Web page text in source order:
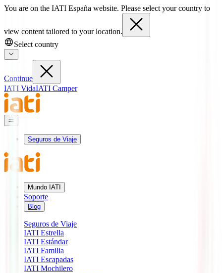
You are on the IATI España website. Please select your country to
view content tailored to your location.
Select country
Continue
IATI VidaIATI Camper
Seguros de Viaje
Mundo IATI
Soporte
Blog
Seguros de Viaje
IATI Estrella
IATI Estándar
IATI Familia
IATI Escapadas
IATI Mochilero